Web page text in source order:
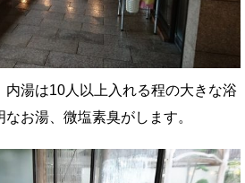
内湯は10人以上入れる程の大きな浴
お湯、微塩素臭がします。